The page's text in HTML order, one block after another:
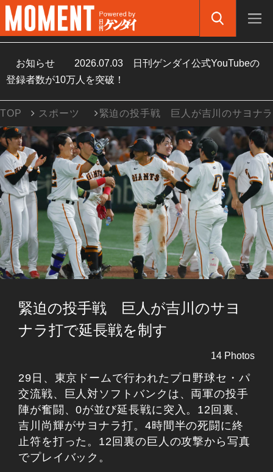
お知らせ 2026.07.03
日刊ゲンダイ公式YouTubeの
登録者数が10万人を突破！
TOP スポーツ 緊迫の投手戦 巨人が吉川のサヨナ
緊迫の投手戦 巨人が吉川のサヨ
ナラ打で延長戦を制す
14 Photos
29日、東京ドームで行われたプロ野球セ・パ
交流戦、巨人対ソフトバンクは、両軍の投手
陣が奮闘、0が並び延長戦に突入。12回裏、
吉川尚輝がサヨナラ打。4時間半の死闘に終
止符を打った。12回裏の巨人の攻撃から写真
でプレイバック。